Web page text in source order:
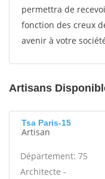
permettra de
fonction des creux
avenir à votre
Artisans
Tsa Paris-15
Artisan
Département: 75
Architecte -